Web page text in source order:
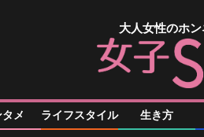
大人女性のホ
メ ライフスタイル 生き方